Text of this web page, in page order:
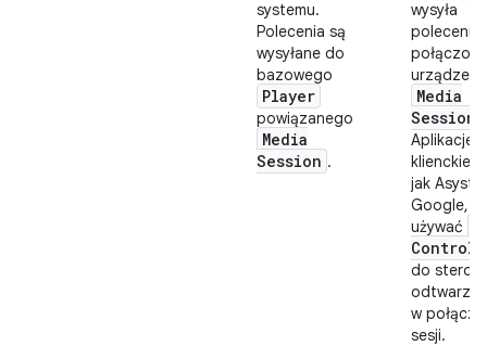
systemu.
Polecenia są
wysyłane do
bazowego
Player
powiązanego
Media
Session .
wysyła
polecenie
Media
Session
Aplikacje
klienckie,
jak
Google,
używać
do
w
sesji.